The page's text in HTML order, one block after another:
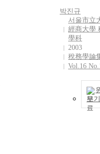
박진규
서울市立
經商大學
學科
2003
稅務學論
Vol.16
보기